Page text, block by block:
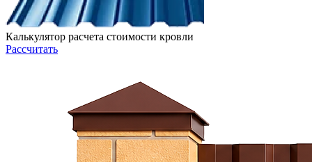
Калькулятор расчета стоимости кровли
Рассчитать